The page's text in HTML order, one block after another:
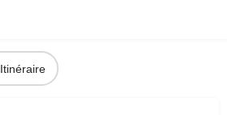
Itinéraire